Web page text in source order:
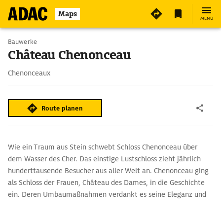
Maps MENÜ
Bauwerke
Château Chenonceau
Chenonceaux
Route planen
Wie ein Traum aus Stein schwebt Schloss Chenonceau über
dem Wasser des Cher. Das einstige Lustschloss zieht jährlich
hunderttausende Besucher aus aller Welt an. Chenonceau ging
als Schloss der Frauen, Château des Dames, in die Geschichte
ein. Deren Umbaumaßnahmen verdankt es seine Eleganz und